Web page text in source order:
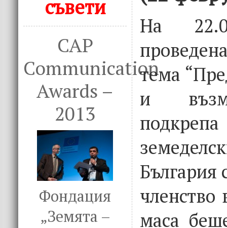
съвети
CAP
Communication
Awards –
2013
Фондация
„Земята –
На
тема
и
България
членство
маса